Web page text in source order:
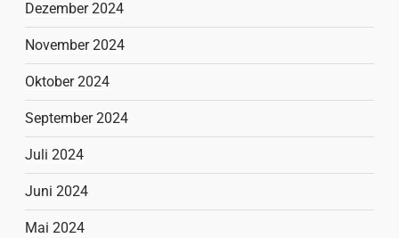
Dezember 2024
November 2024
Oktober 2024
September 2024
Juli 2024
Juni 2024
Mai 2024